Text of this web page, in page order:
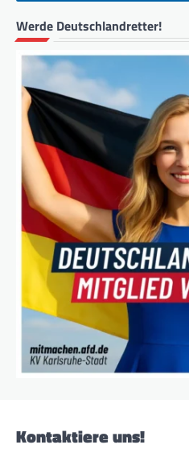
Werde Deutschlandretter!
Kontaktiere uns!